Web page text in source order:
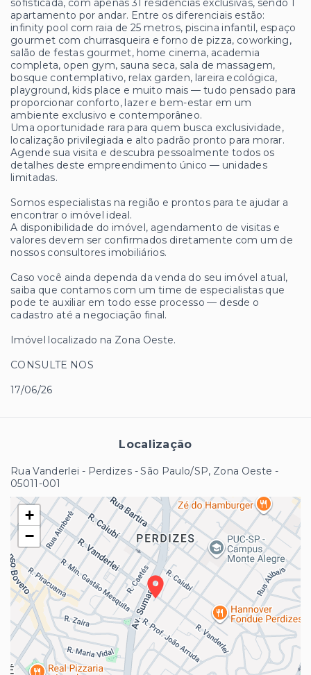
sofisticada, com apenas 31 residências exclusivas, sendo 1
apartamento por andar. Entre os diferenciais estão:
infinity pool com raia de 25 metros, piscina infantil, espaço
gourmet com churrasqueira e forno de pizza, coworking,
salão de festas gourmet, home cinema, academia
completa, open gym, sauna seca, sala de massagem,
bosque contemplativo, relax garden, lareira ecológica,
playground, kids place e muito mais — tudo pensado para
proporcionar conforto, lazer e bem-estar em um
ambiente exclusivo e contemporâneo.
Uma oportunidade rara para quem busca exclusividade,
localização privilegiada e alto padrão pronto para morar.
Agende sua visita e descubra pessoalmente todos os
detalhes deste empreendimento único — unidades
limitadas.
Somos especialistas na região e prontos para te ajudar a
encontrar o imóvel ideal.
A disponibilidade do imóvel, agendamento de visitas e
valores devem ser confirmados diretamente com um de
nossos consultores imobiliários.
Caso você ainda dependa da venda do seu imóvel atual,
saiba que contamos com um time de especialistas que
pode te auxiliar em todo esse processo — desde o
cadastro até a negociação final.
Imóvel localizado na Zona Oeste.
CONSULTE NOS
17/06/26
Localização
Rua Vanderlei - Perdizes - São Paulo/SP, Zona Oeste -
05011-001
+
−